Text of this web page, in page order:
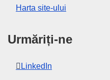
Harta site-ului
Urmăriți-ne
LinkedIn